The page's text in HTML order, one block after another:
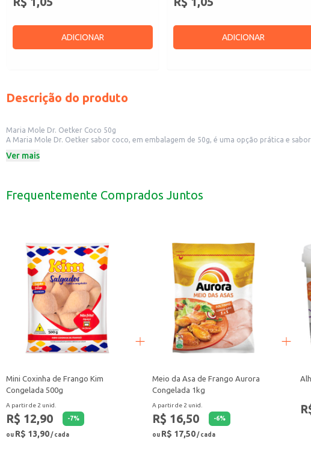
ADICIONAR ADICIONAR
Descrição do produto
Maria Mole Dr. Oetker Coco 50g
A Maria Mole Dr. Oetker sabor coco, em embalagem de 50g, é uma opção prática e
Perfeita para:
Dicas de Uso:
Ver mais
Frequentemente Comprados Juntos
Mini Coxinha de Frango Kim
Congelada 500g
A partir de 2 unid.
R$ 12,90 -7%
ou R$ 13,90/ cada
Meio da Asa de Frango Aurora
Congelada 1kg
A partir de 2 unid.
R$ 16,50 -6%
ou R$ 17,50/ cada